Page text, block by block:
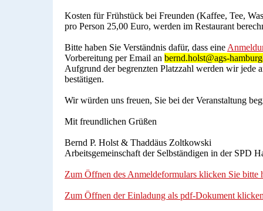
Kosten für Frühstück bei Freunden (Kaffee, Tee,
pro Person 25,00 Euro, werden im Restaurant
Bitte haben Sie Verständnis dafür, dass eine
Vorbereitung per Email an bernd.holst@ags-
Aufgrund der begrenzten Platzzahl werden wir jede
bestätigen.
Wir würden uns freuen, Sie bei der Veranstaltung
Mit freundlichen Grüßen
Bernd P. Holst & Thaddäus Zoltkowski
Arbeitsgemeinschaft der Selbständigen in der SPD
Zum Öffnen des Anmeldeformulars klicken Sie bitte
Zum Öffnen der Einladung als pdf-Dokument